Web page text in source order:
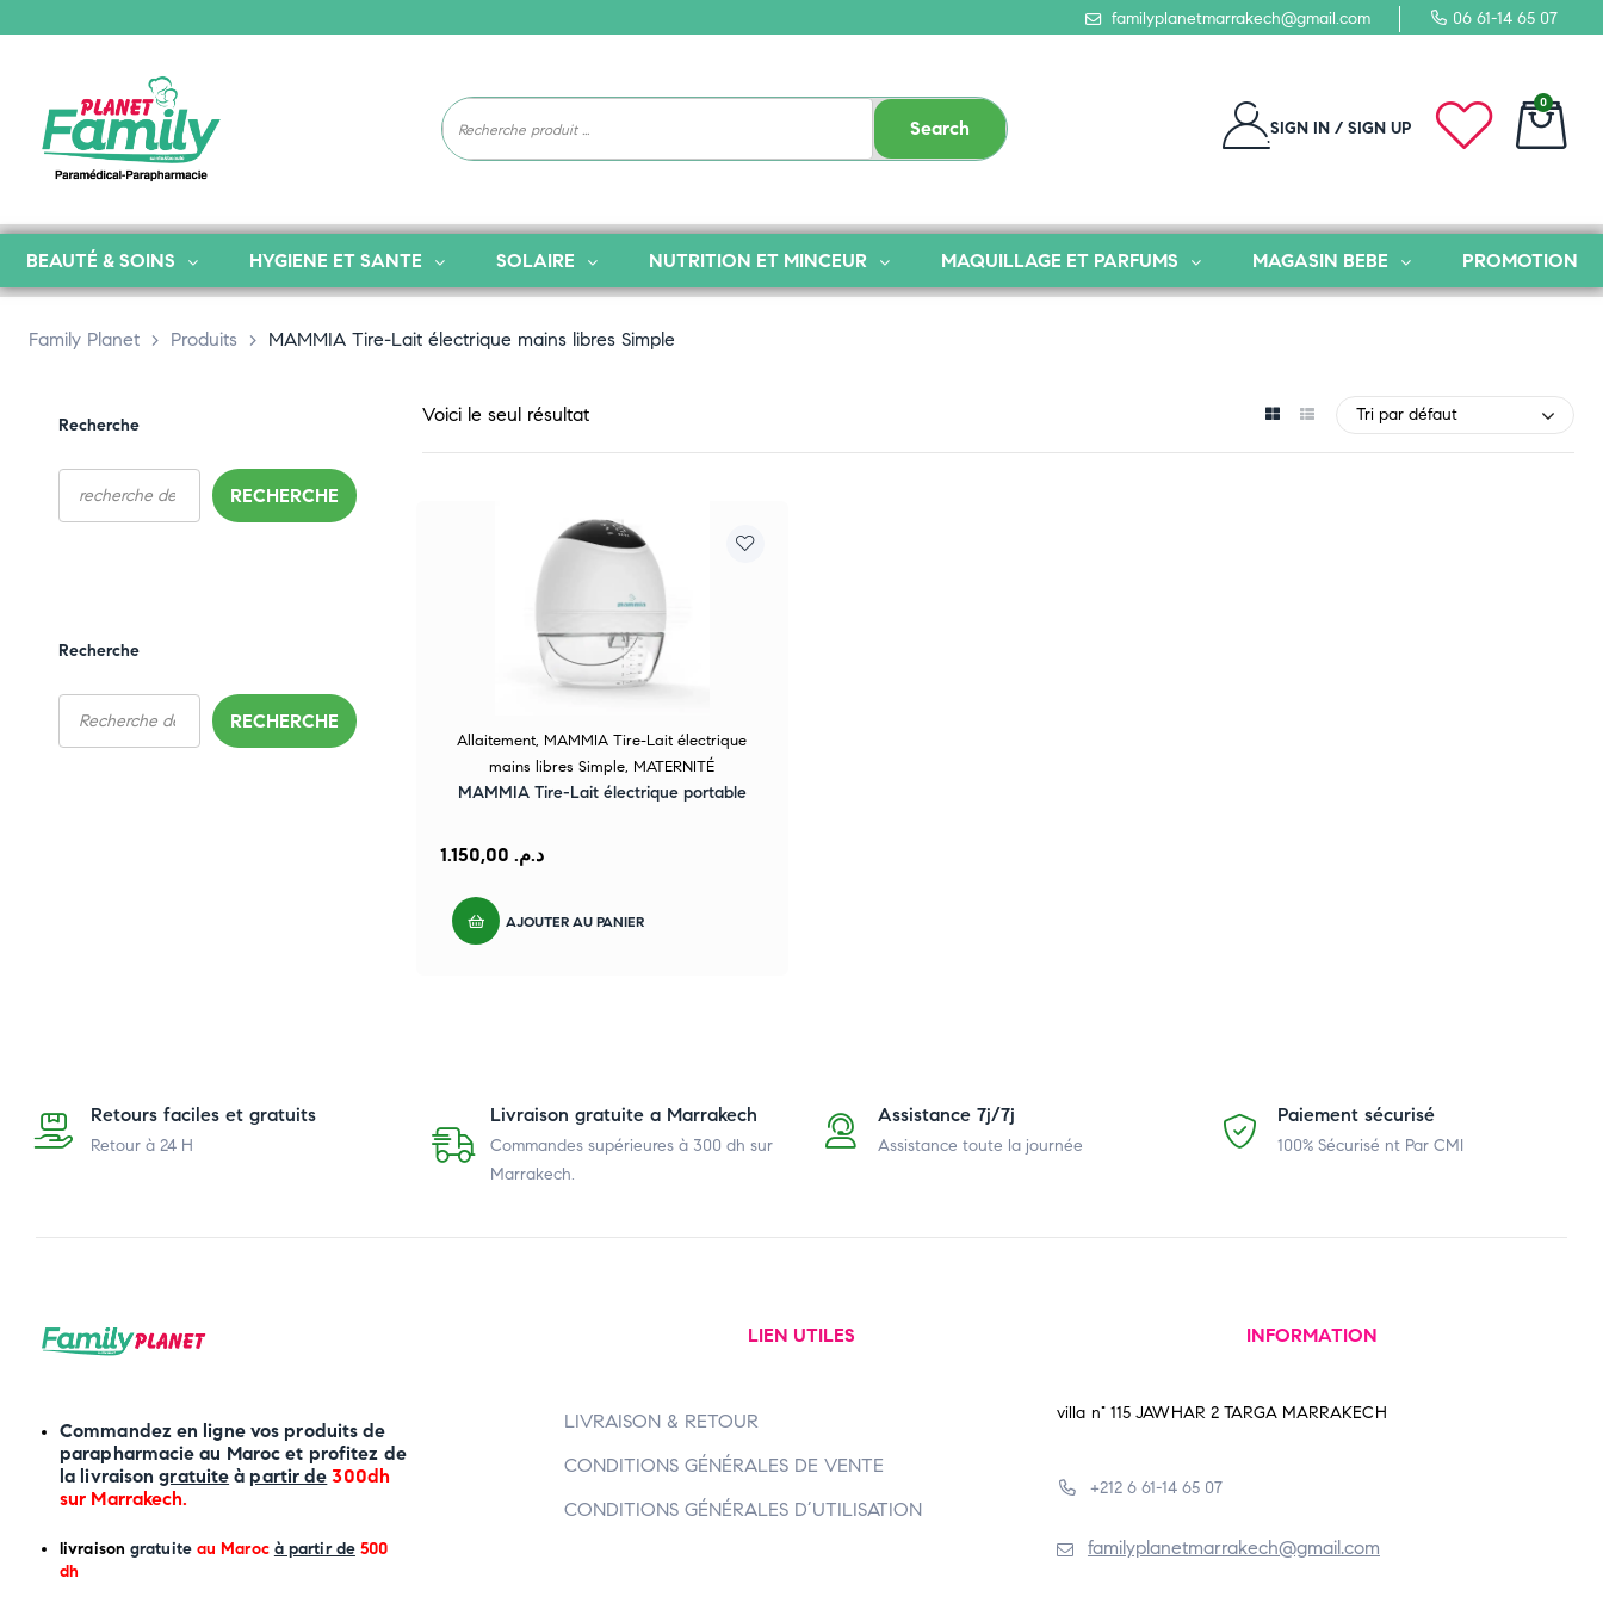
familyplanetmarrakech@gmail.com 06 61-14 65 07
Search SIGN IN / SIGN UP
0
BEAUTÉ & SOINS HYGIENE ET SANTE SOLAIRE NUTRITION ET MINCEUR MAQUILLAGE ET PARFUMS MAGASIN BEBE PROMOTION
Family Planet > Produits > MAMMIA Tire-Lait électrique mains libres Simple
Voici le seul résultat Tri par défaut
Allaitement, MAMMIA Tire-Lait électrique
mains libres Simple, MATERNITÉ
MAMMIA Tire-Lait électrique portable
د.م.
AJOUTER AU PANIER
Recherche
RECHERCHE
Recherche
RECHERCHE
Retours faciles et gratuits
Retour à 24 H
Livraison gratuite a Marrakech
Commandes supérieures à 300 dhsur
Marrakech.
Assistance 7j/7j
Assistance toute la journée
Paiement sécurisé
100% Sécurisé nt Par CMI
Commandez en ligne vos produits de
parapharmacie au Maroc et profitez de
la livraisongratuite à partir de 300dh
sur Marrakech.
livraison gratuiteau Maroc à partir de500
dh
LIEN UTILES
LIVRAISON & RETOUR
CONDITIONS GÉNÉRALES DE VENTE
CONDITIONS GÉNÉRALES D’UTILISATION
INFORMATION
villa n° 115 JAWHAR 2 TARGA MARRAKECH
+212 6 61-14 65 07
familyplanetmarrakech@gmail.com